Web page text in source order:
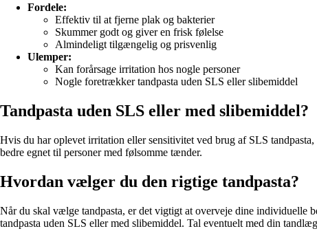
Fordele:
Effektiv til at fjerne plak og bakterier
Skummer godt og giver en frisk følelse
Almindeligt tilgængelig og prisvenlig
Ulemper:
Kan forårsage irritation hos nogle personer
Nogle foretrækker tandpasta uden SLS eller slibemiddel
Tandpasta uden SLS eller med slibemiddel?
Hvis du har oplevet irritation eller sensitivitet ved brug af SLS
bedre egnet til personer med følsomme tænder.
Hvordan vælger du den rigtige tandpasta?
Når du skal vælge tandpasta, er det vigtigt at overveje dine individuelle
tandpasta uden SLS eller med slibemiddel. Tal eventuelt med din